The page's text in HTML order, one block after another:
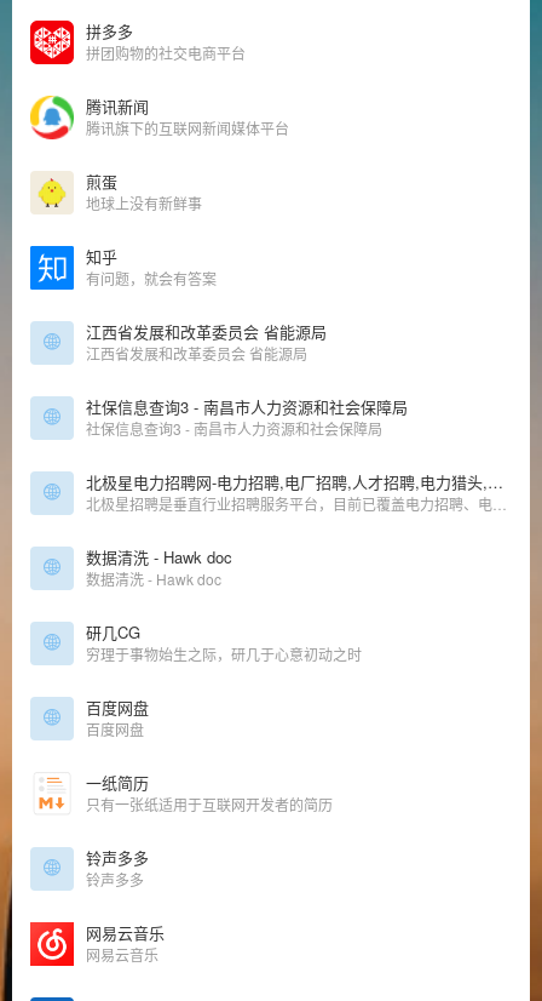
拼多多
拼团购物的社交电商平台
腾讯新闻
腾讯旗下的互联网新闻媒体平台
煎蛋
地球上没有新鲜事
知乎
有问题，就会有答案
江西省发展和改革委员会 省能源局
江西省发展和改革委员会 省能源局
社保信息查询3 - 南昌市人力资源和社会保障局
社保信息查询3 - 南昌市人力资源和社会保障局
北极星电力招聘网-电力招聘,电厂招聘,人才招聘,电力猎头,专业的人才求职招聘网站
数据清洗 - Hawk doc
数据清洗 - Hawk doc
研几CG
穷理于事物始生之际，研几于心意初动之时
百度网盘
百度网盘
一纸简历
只有一张纸适用于互联网开发者的简历
铃声多多
铃声多多
网易云音乐
网易云音乐